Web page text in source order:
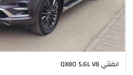
انفنتي QX80 5.6L V8